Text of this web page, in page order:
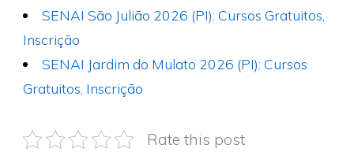
SENAI São Julião 2026 (PI): Cursos Gratuitos,
Inscrição
SENAI Jardim do Mulato 2026 (PI): Cursos
Gratuitos, Inscrição
Rate this post